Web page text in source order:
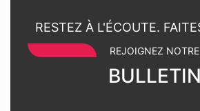
RESTEZ À L'ÉCOUTE.
REJOIGNEZ NOTRE
BULLETIN